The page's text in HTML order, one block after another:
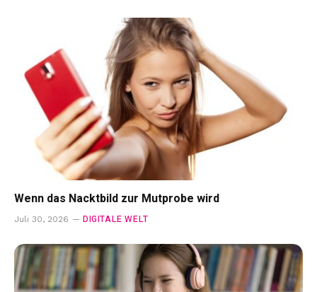
Wenn das Nacktbild zur Mutprobe wird
Juli 30, 2026 DIGITALE WELT